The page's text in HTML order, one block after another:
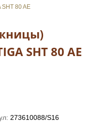
SHT 80 AE
SHT 80 AE
273610088/S16